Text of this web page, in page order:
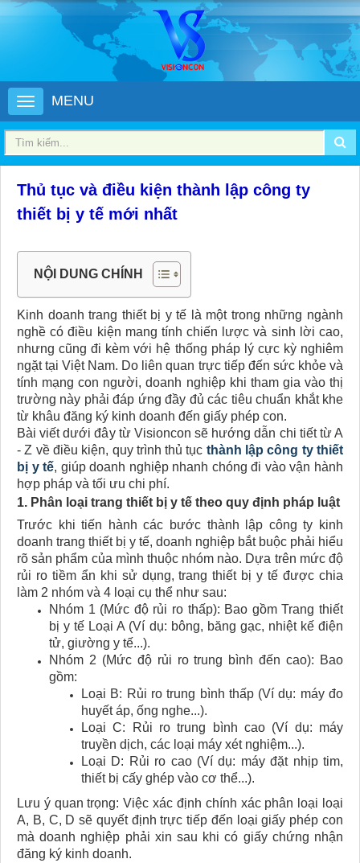
MENU
Thủ tục và điều kiện thành lập công ty
thiết bị y tế mới nhất
NỘI DUNG CHÍNH
Kinh doanh trang thiết bị y tế là một trong những ngành
nghề có điều kiện mang tính chiến lược và sinh lời cao,
nhưng cũng đi kèm với hệ thống pháp lý cực kỳ nghiêm
ngặt tại Việt Nam. Do liên quan trực tiếp đến sức khỏe và
tính mạng con người, doanh nghiệp khi tham gia vào thị
trường này phải đáp ứng đầy đủ các tiêu chuẩn khắt khe
từ khâu đăng ký kinh doanh đến giấy phép con.
Bài viết dưới đây từ Visioncon sẽ hướng dẫn chi tiết từ A
- Z về điều kiện, quy trình thủ tục thành lập công ty thiết
bị y tế, giúp doanh nghiệp nhanh chóng đi vào vận hành
hợp pháp và tối ưu chi phí.
1. Phân loại trang thiết bị y tế theo quy định pháp luật
Trước khi tiến hành các bước thành lập công ty kinh
doanh trang thiết bị y tế, doanh nghiệp bắt buộc phải hiểu
rõ sản phẩm của mình thuộc nhóm nào. Dựa trên mức độ
rủi ro tiềm ẩn khi sử dụng, trang thiết bị y tế được chia
làm 2 nhóm và 4 loại cụ thể như sau:
Nhóm 1 (Mức độ rủi ro thấp): Bao gồm Trang thiết
bị y tế Loại A (Ví dụ: bông, băng gạc, nhiệt kế điện
tử, giường y tế...).
Nhóm 2 (Mức độ rủi ro trung bình đến cao): Bao
gồm:
Loại B: Rủi ro trung bình thấp (Ví dụ: máy đo
huyết áp, ống nghe...).
Loại C: Rủi ro trung bình cao (Ví dụ: máy
truyền dịch, các loại máy xét nghiệm...).
Loại D: Rủi ro cao (Ví dụ: máy đặt nhịp tim,
thiết bị cấy ghép vào cơ thể...).
Lưu ý quan trọng: Việc xác định chính xác phân loại loại
A, B, C, D sẽ quyết định trực tiếp đến loại giấy phép con
mà doanh nghiệp phải xin sau khi có giấy chứng nhận
đăng ký kinh doanh.